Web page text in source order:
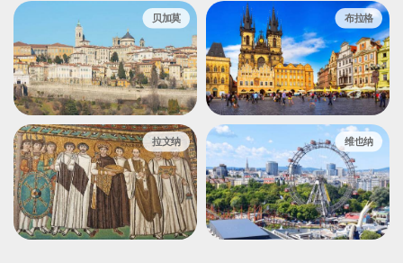
贝加莫 布拉格
拉文纳 维也纳